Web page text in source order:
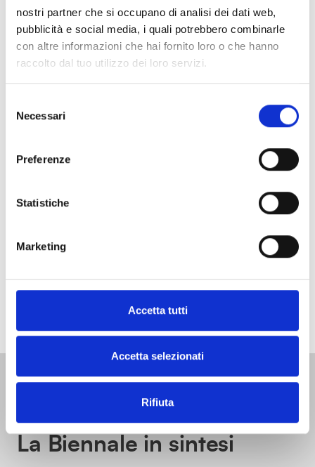
nostri partner che si occupano di analisi dei dati web,
pubblicità e social media, i quali potrebbero combinarle
con altre informazioni che hai fornito loro o che hanno
raccolto dal tuo utilizzo dei loro servizi.
delNecessari
Preferenze
Statistiche
Marketing
Accetta tutti
Accetta selezionati
Rifiuta
with INAIL
Today I’m going to Meloria too – Barca
with INAIL
GLI EVENTI PRINCIPALI
La Biennale in sintesi